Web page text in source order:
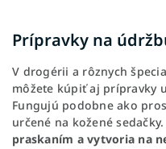
Prípravky na
V drogérii a rôznych
môžete kúpiť aj prípravky
Fungujú podobne ako
určené na kožené sedačky.
praskaním a vytvoria na